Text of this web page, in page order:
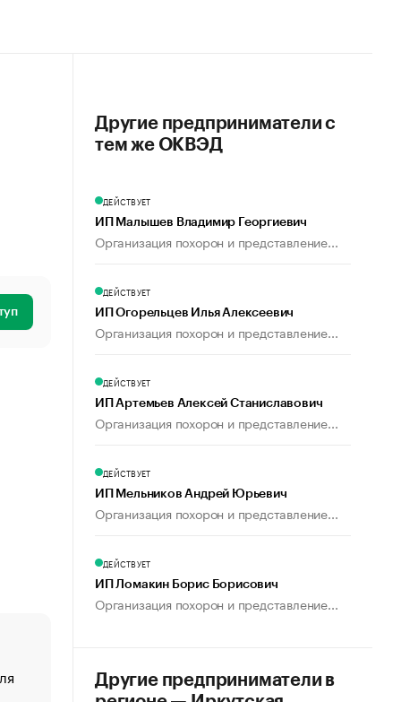
«От спорта тело стареет иначе». Как живет глава
создавшей GTA
Другие предприниматели с
тем же ОКВЭД
ДЕЙСТВУЕТ
ИП Малышев Владимир Георгиевич
Организация похорон и представление...
ДЕЙСТВУЕТ
ИП Огорельцев Илья Алексеевич
Организация похорон и представление...
ДЕЙСТВУЕТ
ИП Артемьев Алексей Станиславович
Организация похорон и представление...
ДЕЙСТВУЕТ
ИП Мельников Андрей Юрьевич
Организация похорон и представление...
ДЕЙСТВУЕТ
ИП Ломакин Борис Борисович
Организация похорон и представление...
Другие предприниматели в